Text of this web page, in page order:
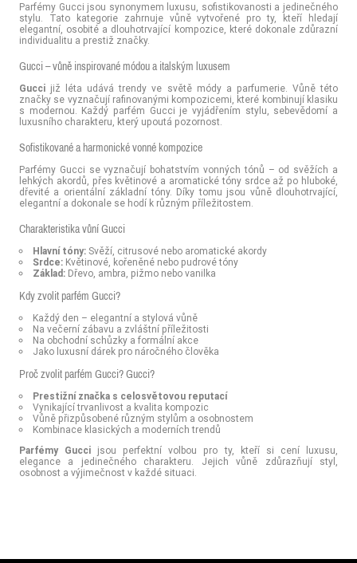
Parfémy Gucci jsou synonymem luxusu, sofistikovanosti a jedinečného
stylu. Tato kategorie zahrnuje vůně vytvořené pro ty, kteří hledají
elegantní, osobité a dlouhotrvající kompozice, které dokonale zdůrazní
individualitu a prestiž značky.
Gucci – vůně inspirované módou a italským luxusem
Guccijiž léta udává trendy ve světě módy a parfumerie. Vůně této
značky se vyznačují rafinovanými kompozicemi, které kombinují klasiku
s modernou. Každý parfém Gucci je vyjádřením stylu, sebevědomí a
luxusního charakteru, který upoutá pozornost.
Sofistikované a harmonické vonné kompozice
Parfémy Gucci se vyznačují bohatstvím vonných tónů – od svěžích a
lehkých akordů, přes květinové a aromatické tóny srdce až po hluboké,
dřevité a orientální základní tóny. Díky tomu jsou vůně dlouhotrvající,
elegantní a dokonale se hodí k různým příležitostem.
Charakteristika vůní Gucci
Hlavní tóny:Svěží, citrusové nebo aromatické akordy
Srdce:Květinové, kořeněné nebo pudrové tóny
Základ:Dřevo, ambra, pižmo nebo vanilka
Kdy zvolit parfém Gucci?
Každý den – elegantní a stylová vůně
Na večerní zábavu a zvláštní příležitosti
Na obchodní schůzky a formální akce
Jako luxusní dárek pro náročného člověka
Proč zvolit parfém Gucci? Gucci?
Prestižní značka s celosvětovou reputací
Vynikající trvanlivost a kvalita kompozic
Vůně přizpůsobené různým stylům a osobnostem
Kombinace klasických a moderních trendů
Parfémy Gucci jsou perfektní volbou pro ty, kteří si cení luxusu,
elegance a jedinečného charakteru. Jejich vůně zdůrazňují styl,
osobnost a výjimečnost v každé situaci.